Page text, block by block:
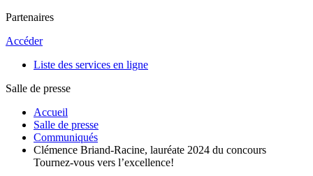
Partenaires
Accéder
Liste des services en ligne
Salle de presse
Accueil
Salle de presse
Communiqués
Clémence Briand-Racine, lauréate 2024 du concours
Tournez-vous vers l’excellence!